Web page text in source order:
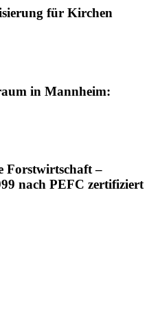
für Kirchen
in Mannheim:
Forstwirtschaft –
nach PEFC zertifiziert